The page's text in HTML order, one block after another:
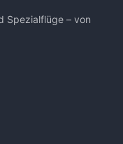
Spezialflüge – von